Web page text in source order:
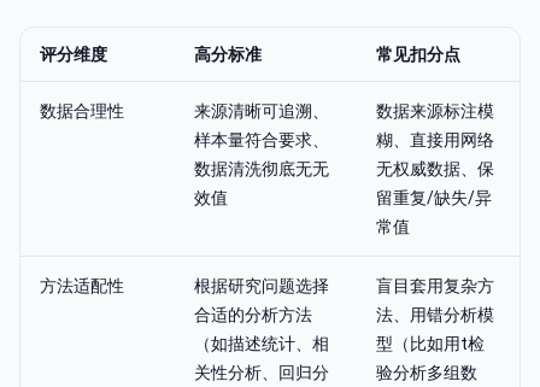
评分维度 高分标准 常见扣分点
数据合理性
来源清晰可追溯、
样本量符合要求、
数据清洗彻底无无
效值
数据来源标注模
糊、直接用网络
无权威数据、保
留重复/缺失/异
常值
方法适配性
根据研究问题选择
合适的分析方法
（如描述统计、相
关性分析、回归分
盲目套用复杂方
法、用错分析模
型（比如用t检
验分析多组数